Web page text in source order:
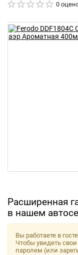
0
Расширенная
в нашем
Вы работаете в
Чтобы увидеть
паролем (или